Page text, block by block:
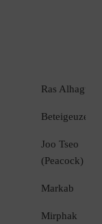
Ras Alhague
Beteigeuze
Joo Tseo
(Peacock)
Markab
Mirphak